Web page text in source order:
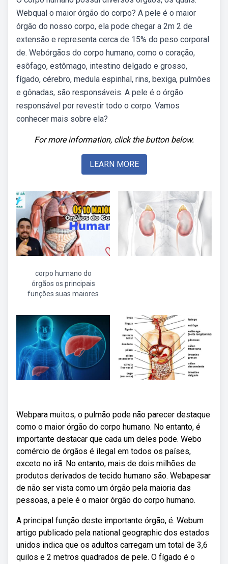
Webqual o maior órgão do corpo? A pele é o maior
órgão do nosso corpo, ela pode chegar a 2m 2 de
extensão e representa cerca de 15% do peso corporal
de. Webórgãos do corpo humano, como o coração,
esôfago, estômago, intestino delgado e grosso,
fígado, cérebro, medula espinhal, rins, bexiga, pulmões
e gônadas, são responsáveis. A pele é o órgão
responsável por revestir todo o corpo. Vamos
conhecer mais sobre ela?
For more information, click the button below.
LEARN MORE
corpo humano do
órgãos os principais
funções suas maiores
Webpara muitos, o pulmão pode não parecer destaque
como o maior órgão do corpo humano. No entanto, é
importante destacar que cada um deles pode. Webo
comércio de órgãos é ilegal em todos os países,
exceto no irã. No entanto, mais de dois milhões de
produtos derivados de tecido humano são. Webapesar
de não ser vista como um órgão pela maioria das
pessoas, a pele é o maior órgão do corpo humano.
A principal função deste importante órgão, é. Webum
artigo publicado pela national geographic dos estados
unidos indica que os adultos carregam um total de 3,6
quilos e 2 metros quadrados de pele. O fígado é o